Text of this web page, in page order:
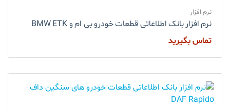
نرم افزار
نرم افزار بانک اطلاعاتی قطعات خودرو بی ام و BMW ETK
تماس بگیرید